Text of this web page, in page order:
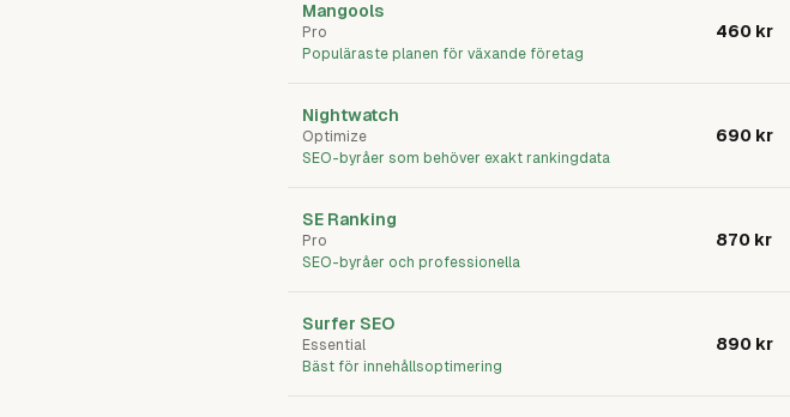
Mangools
Pro
Populäraste planen för växande företag
460 kr
Nightwatch
Optimize
SEO-byråer som behöver exakt rankingdata
690 kr
SE Ranking
Pro
SEO-byråer och professionella
870 kr
Surfer SEO
Essential
Bäst för innehållsoptimering
890 kr